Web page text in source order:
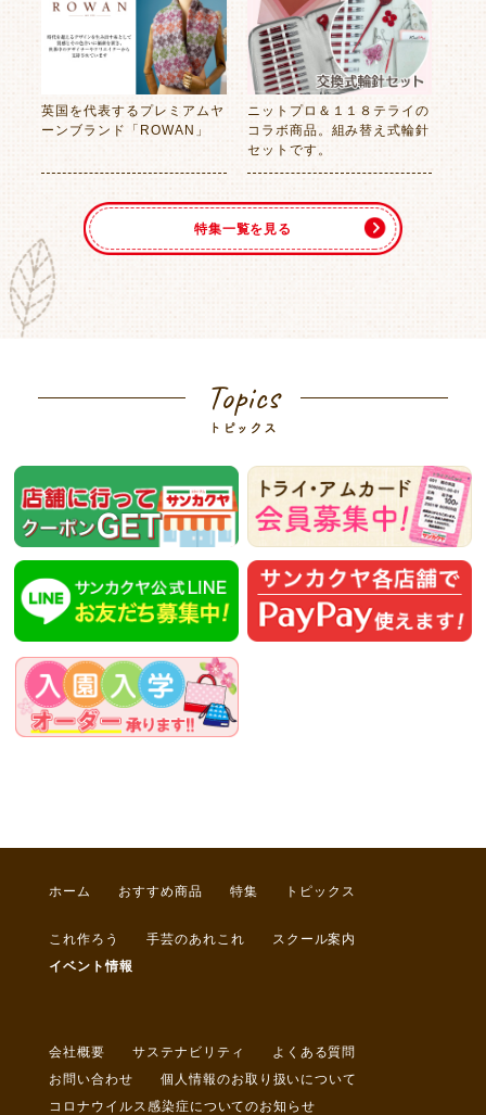
英国を代表するプレミアムヤ
ーンブランド「ROWAN」
ニットプロ＆１１８テライの
コラボ商品。組み替え式輪針
セットです。
特集一覧を見る
Topics
トピックス
ホーム おすすめ商品 特集 トピックス
これ作ろう 手芸のあれこれ
スクール案内
イベント情報
会社概要 サステナビリティ
よくある質問
お問い合わせ
個人情報のお取り扱いについて
コロナウイルス感染症についてのお知らせ